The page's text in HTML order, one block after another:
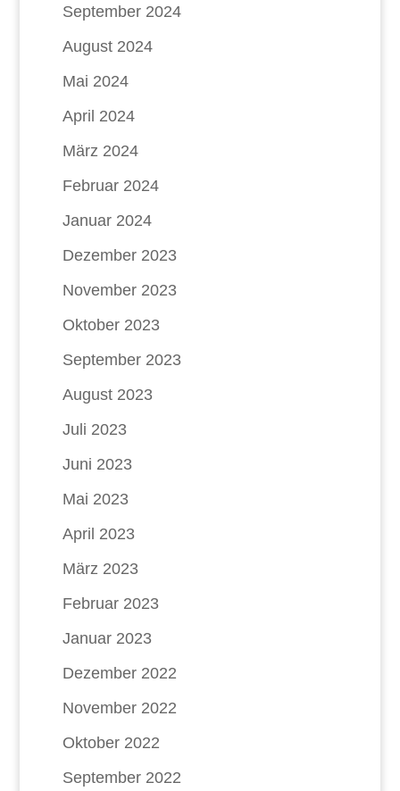
September 2024
August 2024
Mai 2024
April 2024
März 2024
Februar 2024
Januar 2024
Dezember 2023
November 2023
Oktober 2023
September 2023
August 2023
Juli 2023
Juni 2023
Mai 2023
April 2023
März 2023
Februar 2023
Januar 2023
Dezember 2022
November 2022
Oktober 2022
September 2022